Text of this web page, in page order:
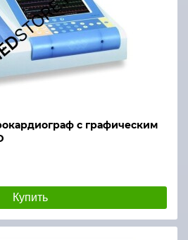
с графическим
Купить